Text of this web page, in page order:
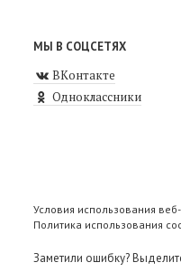
МЫ В СОЦСЕТЯХ
ВКонтакте
Одноклассники
Условия использования
Политика использования
Заметили ошибку?